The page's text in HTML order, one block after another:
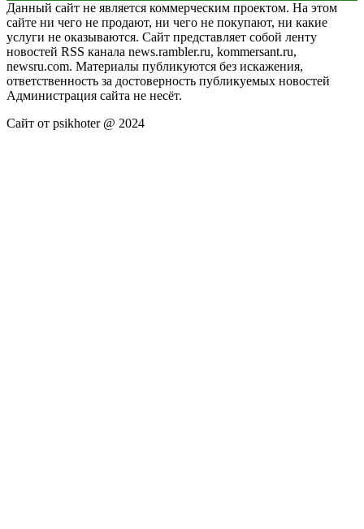
Данный сайт не является коммерческим проектом. На этом
сайте ни чего не продают, ни чего не покупают, ни какие
услуги не оказываются. Сайт представляет собой ленту
новостей RSS канала news.rambler.ru, kommersant.ru,
newsru.com. Материалы публикуются без искажения,
ответственность за достоверность публикуемых новостей
Администрация сайта не несёт.
Сайт от psikhoter @ 2024